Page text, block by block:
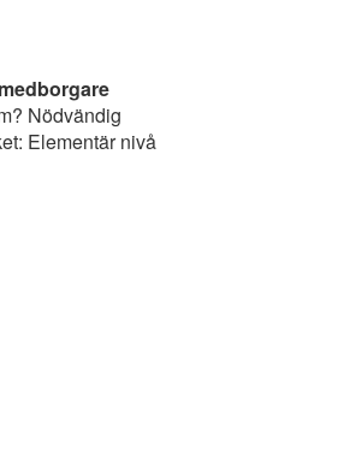
Nödvändig
Elementär nivå